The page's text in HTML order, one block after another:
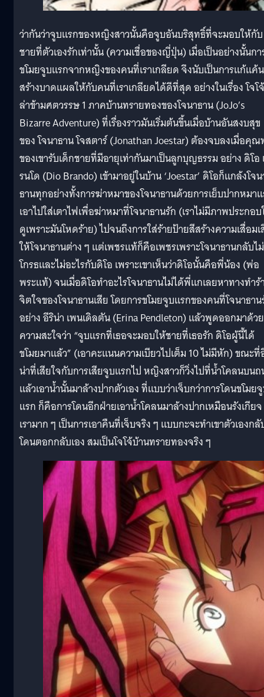
ว่ากันว่าจูบแรกของหญิงสาวนั้นคือจูบอันบริสุทธิ์ที่จะมอบให้กับ
ชายที่ตัวเองรักเท่านั้น (ความเชื่อของญี่ปุ่น) เมื่อเป็นอย่างนั้นกา
ขโมยจูบแรกจากหญิงของคนที่เราเกลียด จึงนับเป็นการแก้แค้
สร้างบาดแผลให้กับคนที่เราเกลียดได้ดีที่สุด อย่างในเรื่อง โจโจ้
ล่าข้ามศตวรรษ 1 ภาคบ้านทรายทองของโจนาธาน (JoJo’s
Bizarre Adventure) ที่เรื่องราวมันเริ่มต้นขึ้นเมื่อบ้านอันสงบสุข
ของ โจนาธาน โจสตาร์ (Jonathan Joestar) ต้องจบลงเมื่อคุ
ของเขารับเด็กชายที่มีอายุเท่ากันมาเป็นลูกบุญธรรม อย่าง ดิโอ
รนโด (Dio Brando) เข้ามาอยู่ในบ้าน ‘Joestar’ ดิโอก็แกล้งโจ
ธานทุกอย่างทั้งการฆ่าหมาของโจนาธานด้วยการเย็บปากหมา
เอาไปใส่เตาไฟเพื่อฆ่าหมาที่โจนาธานรัก (เราไม่มีภาพประกอ
ดูเพราะมันโหดร้าย) ไปจนถึงการใส่ร้ายป้ายสีสร้างความเสื่อม
ให้โจนาธานต่าง ๆ แต่เพชรแท้ก็คือเพชรเพราะโจนาธานกลับไม่
โกรธและไม่อะไรกับดิโอ เพราะเขาเห็นว่าดิโอนั้นคือพี่น้อง (พ่อ
พระแท้) จนเมื่อดิโอทำอะไรโจนาธานไม่ได้พี่แกเลยหาทางทำร้
จิตใจของโจนาธานเสีย โดยการขโมยจูบแรกของคนที่โจนาธา
อย่าง อีริน่า เพนเดิลตัน (Erina Pendleton) แล้วพูดออกมาด้วย
ความสะใจว่า “จูบแรกที่เธอจะมอบให้ชายที่เธอรัก ดิโอผู้นี้ได้
ขโมยมาแล้ว” (เอาคะแนนความเบียวไปเต็ม 10 ไม่มีหัก) ขณะที่
น่าที่เสียใจกับการเสียจูบแรกไป หญิงสาวก็วิ่งไปที่น้ำโคลนบน
แล้วเอาน้ำนั้นมาล้างปากตัวเอง ที่แบบว่าเจ็บกว่าการโดนขโมย
แรก ก็คือการโดนอีกฝ่ายเอาน้ำโคลนมาล้างปากเหมือนรังเกียจ
เรามาก ๆ เป็นการเอาคืนที่เจ็บจริง ๆ แบบกะจะทำเขาตัวเองก
โดนตอกกลับเอง สมเป็นโจโจ้บ้านทรายทองจริง ๆ